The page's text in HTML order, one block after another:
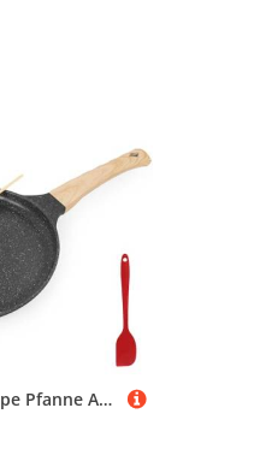
AUROAY 28cm Crepe Pfanne Antihaftpfanne mit Holz-Pfannenwender & Mini-Pfannenheber, Pfannkuchenpfanne Omelettpfanne PFOA-frei, geeignet für Induktion, Elektro, Keramik und Gasherden